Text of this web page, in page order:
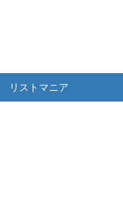
リストマニア